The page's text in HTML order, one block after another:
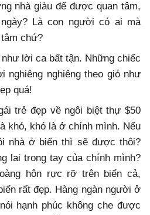
nhà giàu để được quan tâm,
Là con người có ai mà
chứ?
lời ca bất tận. Những chiếc
nghiêng nghiêng theo gió như
quá!
trẻ đẹp về ngôi biệt thự $50
khó, khó là ở chính mình. Nếu
nhà ở biển thì sẽ được thôi?
lai trong tay của chính mình?
hôn rực rỡ trên biển cả,
rất đẹp. Hàng ngàn người ở
hạnh phúc không che được